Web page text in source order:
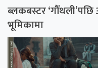
ब्लकबस्टर
भूमिकामा